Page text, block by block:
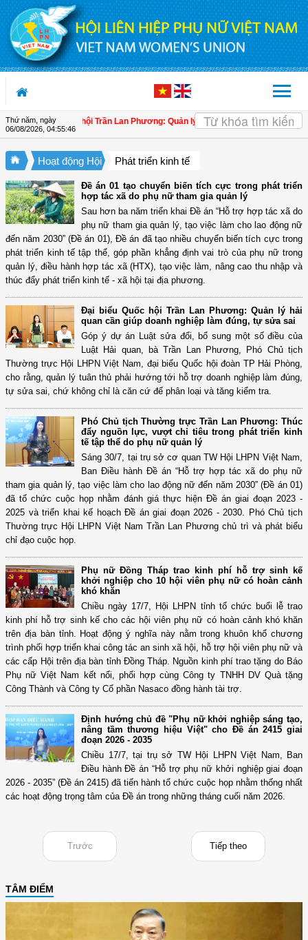
Truy cập nội dung luôn
Thứ năm, ngày
06/08/2026, 04:55:47
biểu Quốc hội Trần Lan Phương: Quản lý hải quan cần giúp doanh nghiệp
Hoạt động Hội Phát triển kinh tế
Đề án 01 tạo chuyển biến tích cực trong phát triển
hợp tác xã do phụ nữ tham gia quản lý
Sau hơn ba năm triển khai Đề án “Hỗ trợ hợp tác xã do
phụ nữ tham gia quản lý, tạo việc làm cho lao động nữ
đến năm 2030” (Đề án 01), Đề án đã tạo nhiều chuyển biến tích cực trong
phát triển kinh tế tập thể, góp phần khẳng định vai trò của phụ nữ trong
quản lý, điều hành hợp tác xã (HTX), tạo việc làm, nâng cao thu nhập và
thúc đẩy phát triển kinh tế - xã hội tại địa phương.
Đại biểu Quốc hội Trần Lan Phương: Quản lý hải
quan cần giúp doanh nghiệp làm đúng, tự sửa sai
Góp ý dự án Luật sửa đổi, bổ sung một số điều của
Luật Hải quan, bà Trần Lan Phương, Phó Chủ tịch
Thường trực Hội LHPN Việt Nam, đại biểu Quốc hội đoàn TP Hải Phòng,
cho rằng, quản lý tuân thủ phải hướng tới hỗ trợ doanh nghiệp làm đúng,
tự sửa sai, chứ không chỉ là căn cứ để phân loại và tăng kiểm tra.
Phó Chủ tịch Thường trực Trần Lan Phương: Thúc
đẩy nguồn lực, vượt chỉ tiêu trong phát triển kinh
tế tập thể do phụ nữ quản lý
Sáng 30/7, tại trụ sở cơ quan TW Hội LHPN Việt Nam,
Ban Điều hành Đề án “Hỗ trợ hợp tác xã do phụ nữ
tham gia quản lý, tạo việc làm cho lao động nữ đến năm 2030” (Đề án 01)
đã tổ chức cuộc họp nhằm đánh giá thực hiện Đề án giai đoạn 2023 -
2025 và triển khai kế hoạch Đề án giai đoạn 2026 - 2030. Phó Chủ tịch
Thường trực Hội LHPN Việt Nam Trần Lan Phương chủ trì và phát biểu
chỉ đạo cuộc họp.
Phụ nữ Đồng Tháp trao kinh phí hỗ trợ sinh kế
khởi nghiệp cho 10 hội viên phụ nữ có hoàn cảnh
khó khăn
Chiều ngày 17/7, Hội LHPN tỉnh tổ chức buổi lễ trao
kinh phí hỗ trợ sinh kế cho các hội viên phụ nữ có hoàn cảnh khó khăn
trên địa bàn tỉnh. Hoạt động ý nghĩa này nằm trong khuôn khổ chương
trình phối hợp triển khai công tác an sinh xã hội, hỗ trợ hội viên phụ nữ và
các cấp Hội trên địa bàn tỉnh Đồng Tháp. Nguồn kinh phí trao tặng do Báo
Phụ nữ Việt Nam kết nối, phối hợp cùng Công ty TNHH DV Quà tặng
Công Thành và Công ty Cổ phần Nasaco đồng hành tài trợ.
Định hướng chủ đề "Phụ nữ khởi nghiệp sáng tạo,
nâng tầm thương hiệu Việt" cho Đề án 2415 giai
đoạn 2026 - 2035
Chiều 17/7, tại trụ sở TW Hội LHPN Việt Nam, Ban
Điều hành Đề án “Hỗ trợ phụ nữ khởi nghiệp giai đoạn
2026 - 2035” (Đề án 2415) đã tiến hành tổ chức cuộc họp nhằm thống nhất
các hoạt động trọng tâm của Đề án trong những tháng cuối năm 2026.
Trước Tiếp theo
TÂM ĐIỂM